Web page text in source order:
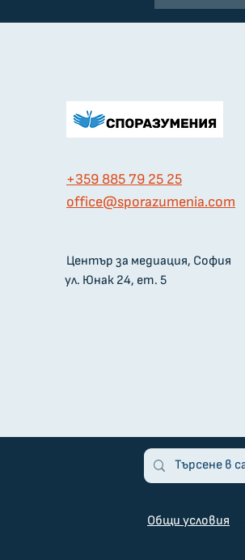
+359 885 79 25 25
оffice@sporazumenia.com
Център за медиация, София
ул. Юнак 24, ет. 5
Общи условия